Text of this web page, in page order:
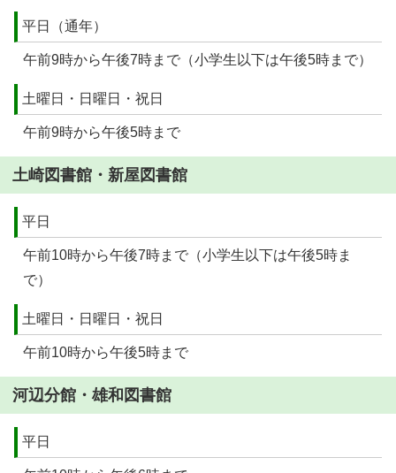
平日（通年）
午前9時から午後7時まで（小学生以下は午後5時まで）
土曜日・日曜日・祝日
午前9時から午後5時まで
土崎図書館・新屋図書館
平日
午前10時から午後7時まで（小学生以下は午後5時ま
で）
土曜日・日曜日・祝日
午前10時から午後5時まで
河辺分館・雄和図書館
平日